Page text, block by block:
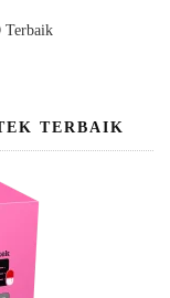
Terbaik
TERBAIK